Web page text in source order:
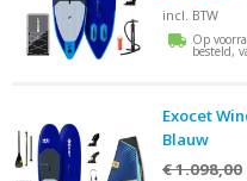
incl. BTW
Op
besteld,
Exocet
Blauw
€ 1.098,00